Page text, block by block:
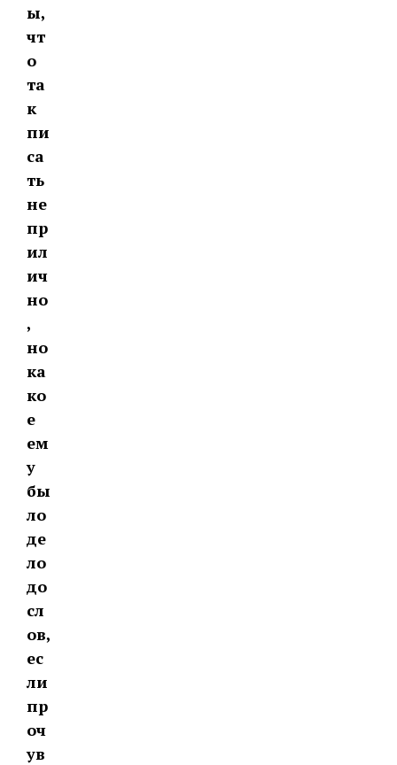
ы,
чт
о
та
к
пи
са
ть
не
пр
ил
ич
но
,
но
ка
ко
е
ем
у
бы
ло
де
ло
до
сл
ов,
ес
ли
пр
оч
ув